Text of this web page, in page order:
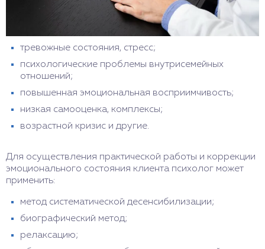
тревожные состояния, стресс;
психологические проблемы внутрисемейных
отношений;
повышенная эмоциональная восприимчивость;
низкая самооценка, комплексы;
возрастной кризис и другие.
Для осуществления практической работы и коррекции
эмоционального состояния клиента психолог может
применить:
метод систематической десенсибилизации;
биографический метод;
релаксацию;